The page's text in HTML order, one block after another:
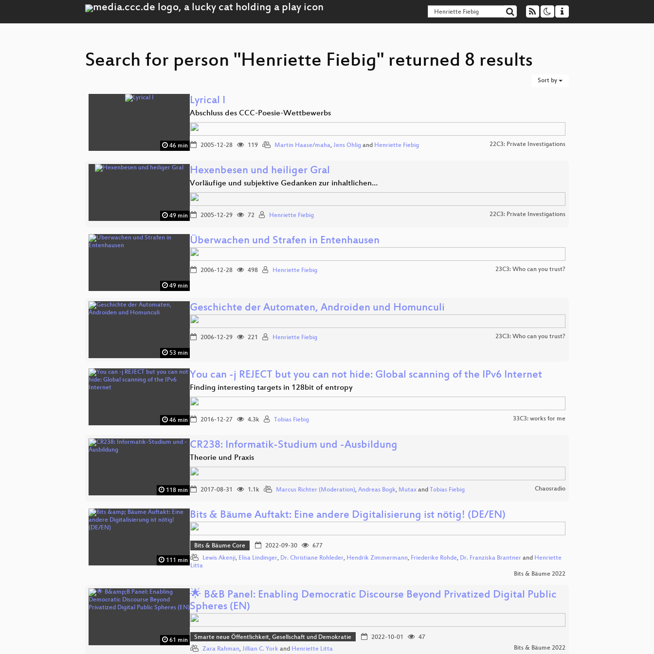
Search for person "Henriette Fiebig" returned 8 results
Sort by
46 min
Lyrical I
Abschluss des CCC-Poesie-Wettbewerbs
2005-12-28 119 Martin Haase/maha, Jens Ohlig and Henriette Fiebig 22C3: Private Investigations
49 min
Hexenbesen und heiliger Gral
Vorläufige und subjektive Gedanken zur inhaltlichen…
2005-12-29 72 Henriette Fiebig 22C3: Private Investigations
49 min
Überwachen und Strafen in Entenhausen
2006-12-28 498 Henriette Fiebig 23C3: Who can you trust?
53 min
Geschichte der Automaten, Androiden und Homunculi
2006-12-29 221 Henriette Fiebig 23C3: Who can you trust?
46 min
You can -j REJECT but you can not hide: Global scanning of the IPv6 Internet
Finding interesting targets in 128bit of entropy
2016-12-27 4.3k Tobias Fiebig 33C3: works for me
118 min
CR238: Informatik-Studium und -Ausbildung
Theorie und Praxis
2017-08-31 1.1k Marcus Richter (Moderation), Andreas Bogk, Mutax and Tobias Fiebig Chaosradio
111 min
Bits & Bäume Auftakt: Eine andere Digitalisierung ist nötig! (DE/EN)
Bits & Bäume Core 2022-09-30
677
Lewis Akenji, Elisa Lindinger, Dr. Christiane Rohleder, Hendrik Zimmermann, Friederike Rohde, Dr. Franziska Brantner and Henriette
Litta
Bits & Bäume 2022
61 min
🌟 B&B Panel: Enabling Democratic Discourse Beyond Privatized Digital Public
Spheres (EN)
Smarte neue Öffentlichkeit, Gesellschaft und Demokratie 2022-10-01
47
Zara Rahman, Jillian C. York and Henriette Litta Bits & Bäume 2022